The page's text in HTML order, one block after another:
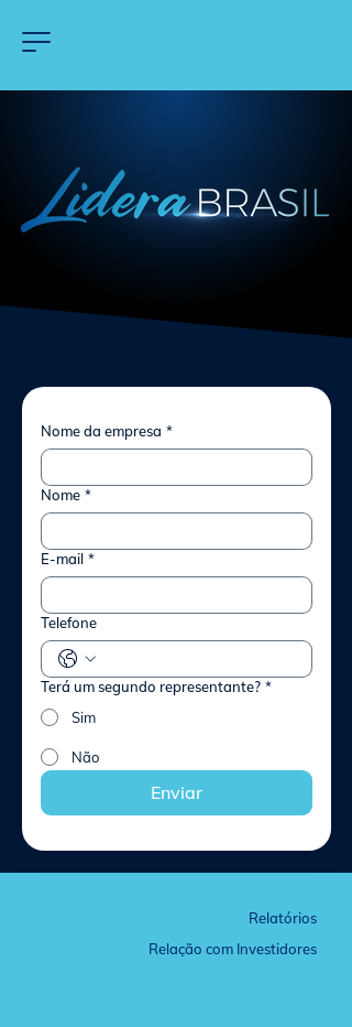
Nome da empresa *
Nome *
E-mail *
Telefone
Terá um segundo representante? *
Sim
Não
Enviar
Relatórios
Relação com Investidores